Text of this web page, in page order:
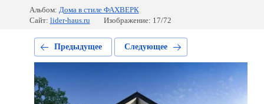
Альбом: Дома в стиле ФАХВЕРК
Сайт: lider-haus.ru Изображение: 17/72
Предыдущее Следующее